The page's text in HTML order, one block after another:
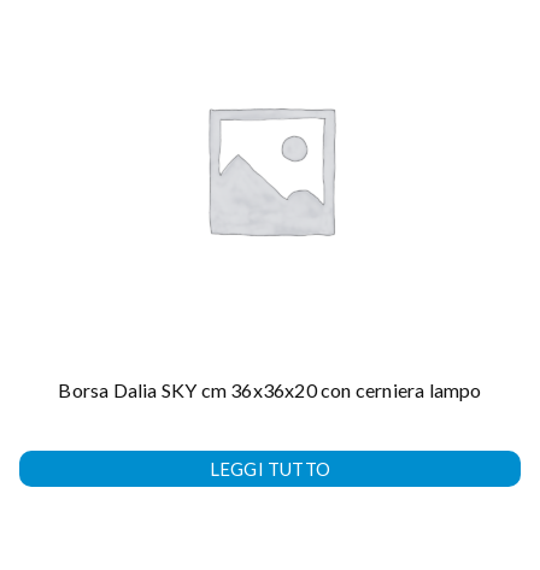
Borsa Dalia SKY cm 36x36x20 con cerniera lampo
LEGGI TUTTO